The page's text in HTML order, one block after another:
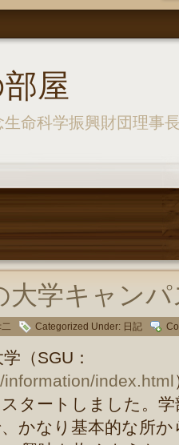
屋
命科学振興財団理事
大学キャン
二 Categorized Under: 日記
（SGU：
index.html
タートしました。
かなり基本的な所